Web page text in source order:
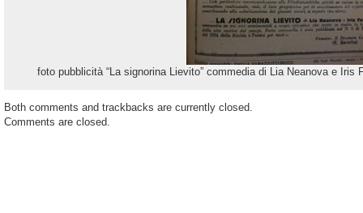
foto pubblicità “La signorina Lievito” commedia di Lia Neanova e Iris
Both comments and trackbacks are currently closed.
Comments are closed.